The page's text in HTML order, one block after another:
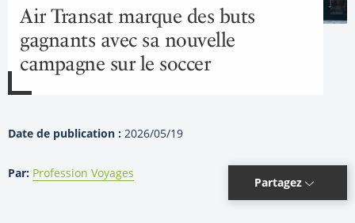
Air Transat marque des buts
gagnants avec sa nouvelle
campagne sur le soccer
Date de publication : 2026/05/19
Par: Profession Voyages
Partagez